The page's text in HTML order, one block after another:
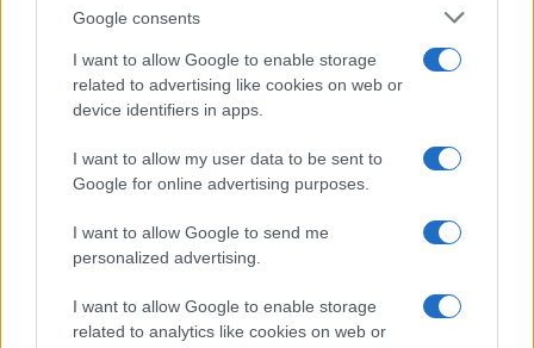
Google consents
I want to allow Google to enable storage
related to advertising like cookies on web or
device identifiers in apps.
I want to allow my user data to be sent to
Google for online advertising purposes.
I want to allow Google to send me
personalized advertising.
I want to allow Google to enable storage
related to analytics like cookies on web or
Dizionario dei Sogni – N
Dizionario dei Sogni – O
Dizionario dei Sogni – P
Dizionario dei Sogni – R
Dizionario dei Sogni – T
Dizionario dei Sogni – U
Dizionario dei Sogni – V